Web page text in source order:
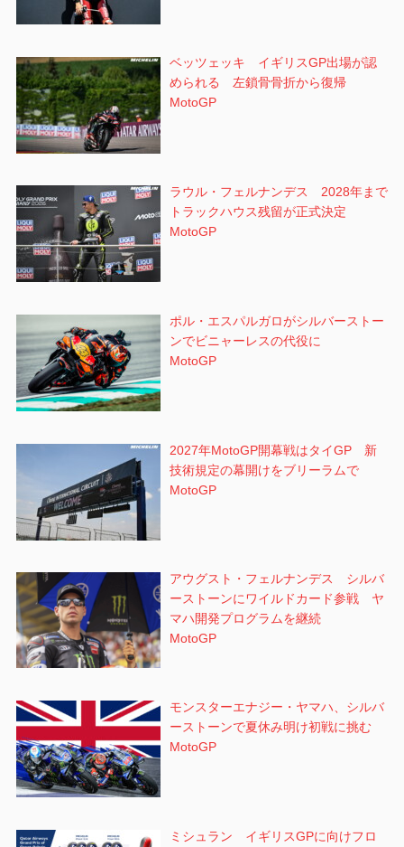
ベッツェッキ イギリスGP出場が認
められる 左鎖骨骨折から復帰
MotoGP
ラウル・フェルナンデス 2028年まで
トラックハウス残留が正式決定
MotoGP
ポル・エスパルガロがシルバーストー
ンでビニャーレスの代役に
MotoGP
2027年MotoGP開幕戦はタイGP 新
技術規定の幕開けをブリーラムで
MotoGP
アウグスト・フェルナンデス シルバ
ーストーンにワイルドカード参戦 ヤ
マハ開発プログラムを継続
MotoGP
モンスターエナジー・ヤマハ、シルバ
ーストーンで夏休み明け初戦に挑む
MotoGP
ミシュラン イギリスGPに向けフロ